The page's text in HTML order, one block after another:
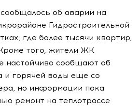
об аварии на
Гидростроительной
где более тысячи квартир,
того, жители ЖК
настойчиво сообщают об
и горячей воды еще со
но информации пока
ремонт на теплотрассе